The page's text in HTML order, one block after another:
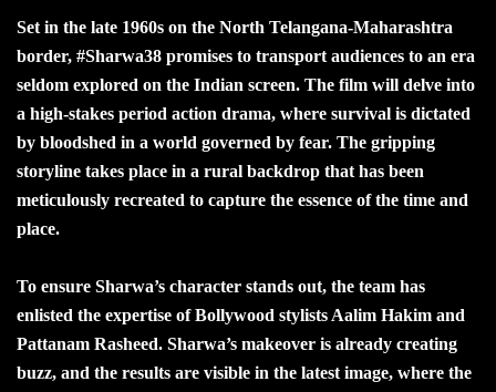
Set in the late 1960s on the North Telangana-Maharashtra
border, #Sharwa38 promises to transport audiences to an era
seldom explored on the Indian screen. The film will delve into
a high-stakes period action drama, where survival is dictated
by bloodshed in a world governed by fear. The gripping
storyline takes place in a rural backdrop that has been
meticulously recreated to capture the essence of the time and
place.
To ensure Sharwa’s character stands out, the team has
enlisted the expertise of Bollywood stylists Aalim Hakim and
Pattanam Rasheed. Sharwa’s makeover is already creating
buzz, and the results are visible in the latest image, where the